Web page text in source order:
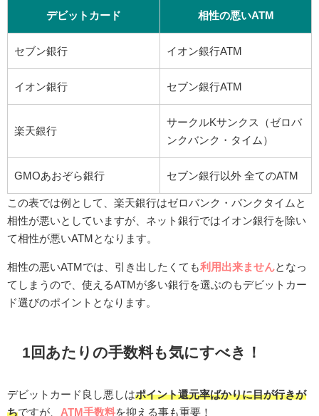
デビットカード 相性の悪いATM
セブン銀行 イオン銀行ATM
イオン銀行 セブン銀行ATM
楽天銀行
サークルKサンクス（ゼロバ
ンクバンク・タイム）
GMOあおぞら銀行 セブン銀行以外 全てのATM
この表では例として、楽天銀行はゼロバンク・バンクタイムと
相性が悪いとしていますが、ネット銀行ではイオン銀行を除い
て相性が悪いATMとなります。
相性の悪いATMでは、引き出したくても利用出来ません となっ
てしまうので、使えるATMが多い銀行を選ぶのもデビットカー
ド選びのポイントとなります。
1回あたりの手数料も気にすべき！
デビットカード良し悪しはポイント還元率ばかりに目が行きが
ちですが、 ATM手数料を抑える事も重要！